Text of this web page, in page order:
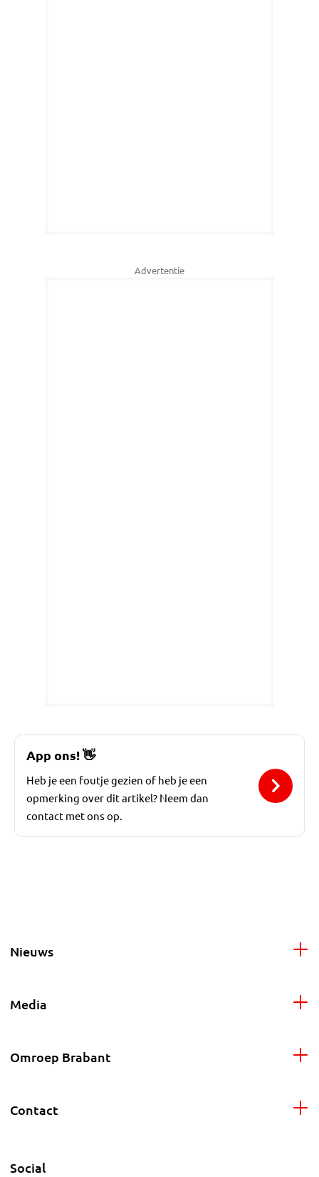
Advertentie
App ons!👋
Heb je een foutje gezien of heb je een
opmerking over dit artikel? Neem dan
contact met ons op.
Nieuws
Media
Omroep Brabant
Contact
Social